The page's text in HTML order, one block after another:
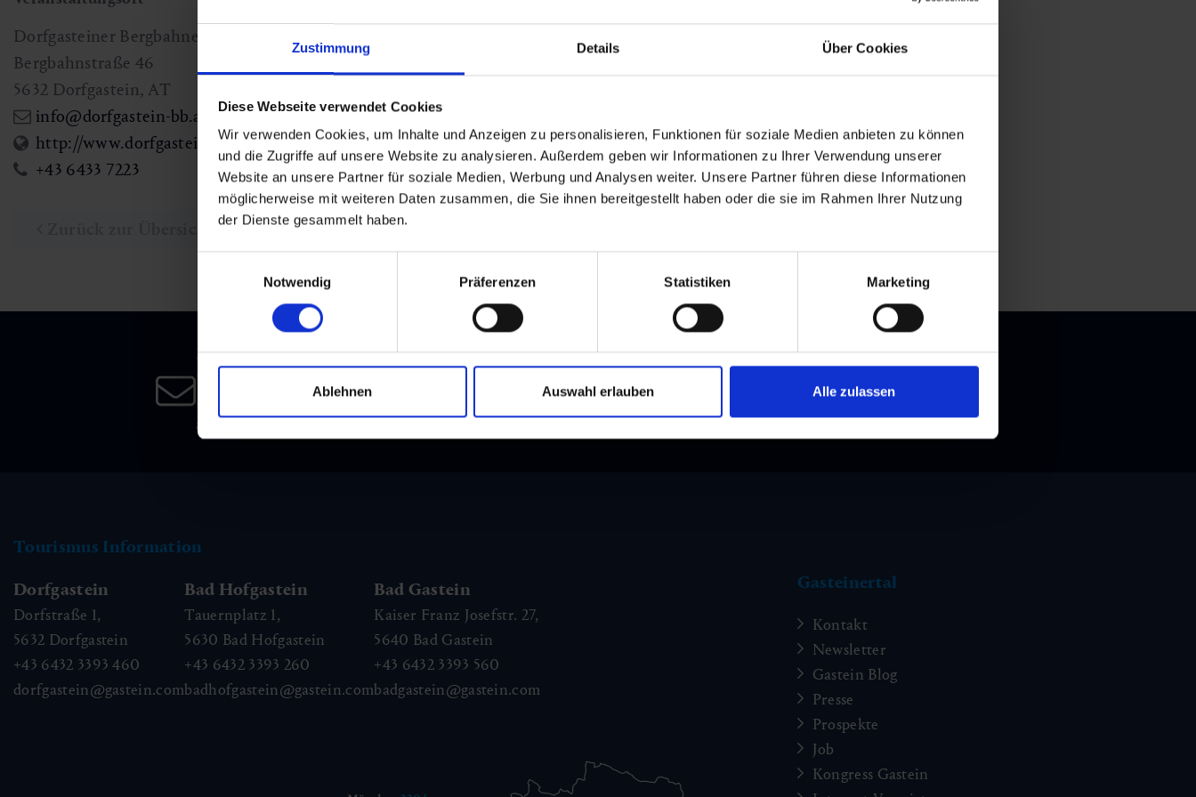
Zustimmung Details Über Cookies
Diese Webseite verwendet Cookies
Wir verwenden Cookies, um Inhalte und Anzeigen zu personalisieren, Funktionen für soziale Medien anbieten zu können
und die Zugriffe auf unsere Website zu analysieren. Außerdem geben wir Informationen zu Ihrer Verwendung unserer
Website an unsere Partner für soziale Medien, Werbung und Analysen weiter. Unsere Partner führen diese Informationen
möglicherweise mit weiteren Daten zusammen, die Sie ihnen bereitgestellt haben oder die sie im Rahmen Ihrer Nutzung
der Dienste gesammelt haben.
Notwendig
Präferenzen Statistiken Marketing
Ablehnen Auswahl erlauben Alle zulassen
Dorfgasteiner Bergbahnen AG
Bergbahnstraße 46
5632 Dorfgastein, AT
info@dorfgastein-bb.at
http://www.dorfgastein.com
+43 6433 7223
Newsletter
Melden Sie sich bei unserem Newsletter
an, und bleiben Sie immer am Laufenden!
Tourismus Information
Dorfgastein
Dorfstraße 1,
5632 Dorfgastein
+43 6432 3393 460
dorfgastein@gastein.com
Bad Hofgastein
Tauernplatz 1,
5630 Bad Hofgastein
+43 6432 3393 260
badhofgastein@gastein.com
Bad Gastein
Kaiser Franz Josefstr. 27,
5640 Bad Gastein
+43 6432 3393 560
badgastein@gastein.com
Gasteinertal
Kontakt
Newsletter
Gastein Blog
Presse
Prospekte
Job
Kongress Gastein